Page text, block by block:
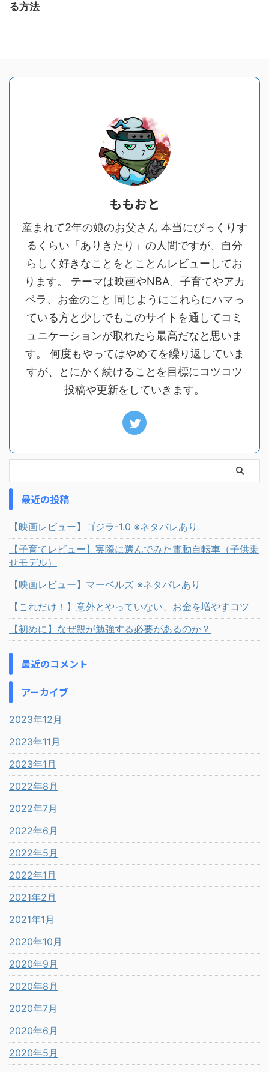
る方法
ももおと
産まれて2年の娘のお父さん 本当にびっくりす
るくらい「ありきたり」の人間ですが、自分
らしく好きなことをとことんレビューしてお
ります。 テーマは映画やNBA、子育てやアカ
ペラ、お金のこと 同じようにこれらにハマっ
ている方と少しでもこのサイトを通してコミ
ュニケーションが取れたら最高だなと思いま
す。 何度もやってはやめてを繰り返していま
すが、とにかく続けることを目標にコツコツ
投稿や更新をしていきます。
最近の投稿
【映画レビュー】ゴジラ-1.0 ※ネタバレあり
【子育てレビュー】実際に選んでみた電動自転車（子供乗
せモデル）
【映画レビュー】マーベルズ ※ネタバレあり
【これだけ！】意外とやっていない、お金を増やすコツ
【初めに】なぜ親が勉強する必要があるのか？
最近のコメント
アーカイブ
2023年12月
2023年11月
2023年1月
2022年8月
2022年7月
2022年6月
2022年5月
2022年1月
2021年2月
2021年1月
2020年10月
2020年9月
2020年8月
2020年7月
2020年6月
2020年5月